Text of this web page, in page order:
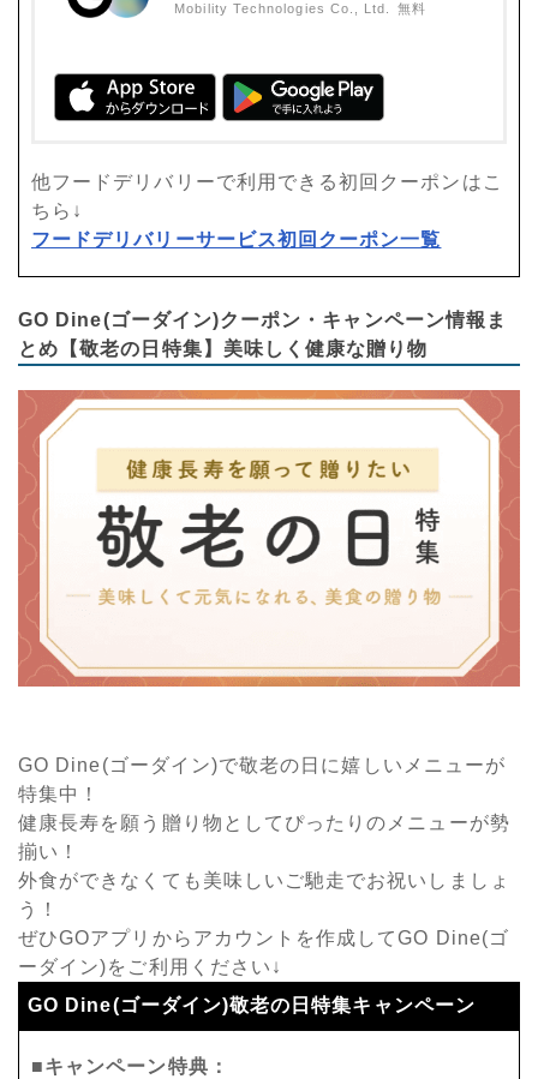
Mobility Technologies Co., Ltd. 無料
他フードデリバリーで利用できる初回クーポンはこ
ちら↓
フードデリバリーサービス初回クーポン一覧
GO Dine(ゴーダイン)クーポン・キャンペーン情報ま
とめ【敬老の日特集】美味しく健康な贈り物
GO Dine(ゴーダイン)で敬老の日に嬉しいメニューが
特集中！
健康長寿を願う贈り物としてぴったりのメニューが勢
揃い！
外食ができなくても美味しいご馳走でお祝いしましょ
う！
ぜひGOアプリからアカウントを作成してGO Dine(ゴ
ーダイン)をご利用ください↓
GO Dine(ゴーダイン)敬老の日特集キャンペーン
■キャンペーン特典：